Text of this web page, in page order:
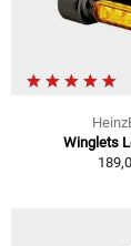
Winglets